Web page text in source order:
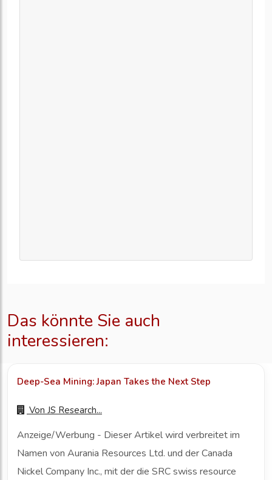
Das könnte Sie auch
interessieren:
Deep-Sea Mining: Japan Takes the Next Step
Von JS Research...
Anzeige/Werbung - Dieser Artikel wird verbreitet im
Namen von Aurania Resources Ltd. und der Canada
Nickel Company Inc., mit der die SRC swiss resource